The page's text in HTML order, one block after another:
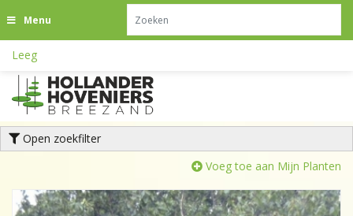
n
o
t
Menu
Leeg
Open zoekfilter
Voeg toe aan Mijn Planten